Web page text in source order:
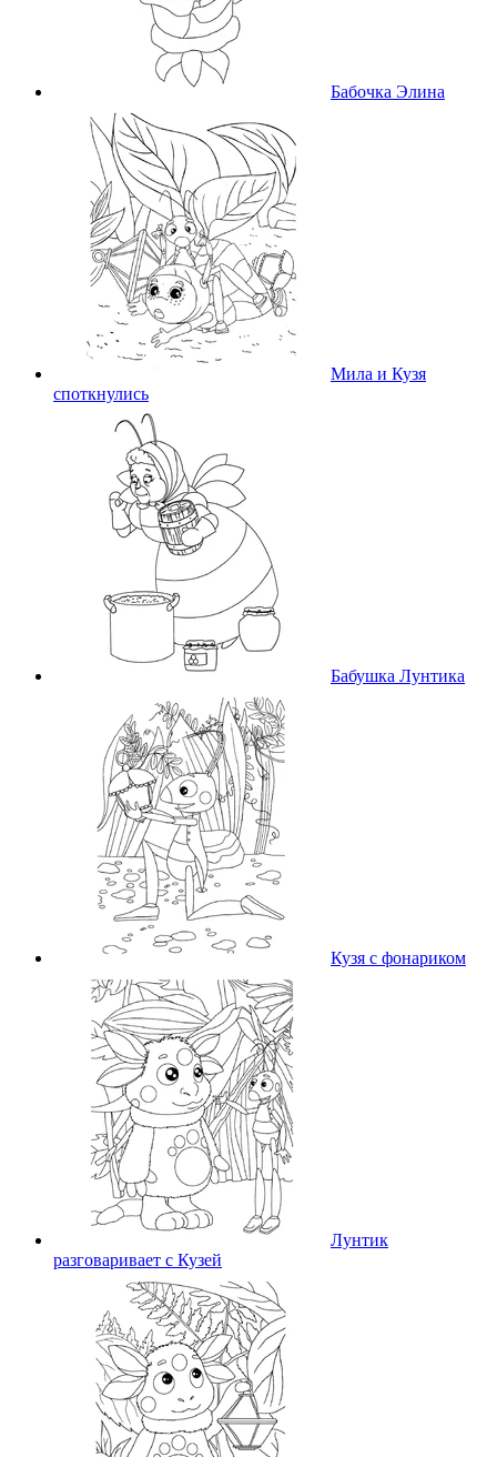
Бабочка Элина
Мила и Кузя
споткнулись
Бабушка Лунтика
Кузя с фонариком
Лунтик
разговаривает с Кузей